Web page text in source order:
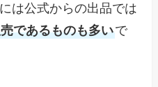
は公式からの出品では
であるものも多いで